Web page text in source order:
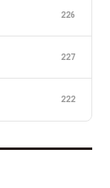
226
227
222